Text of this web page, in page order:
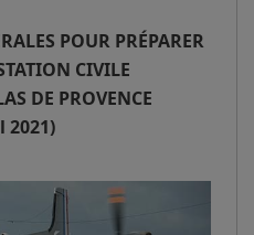
POUR PRÉPARER
CIVILE
DE PROVENCE
2021)